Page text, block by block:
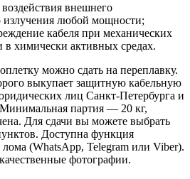
внешнего
излучения любой мощности;
кабеля при механических
в химически активных средах.
можно сдать на переплавку.
выкупает защитную кабельную
лиц Санкт-Петербурга и
партия — 20 кг,
Для сдачи вы можете выбрать
Доступна функция
(WhatsApp, Telegram или Viber).
фотографии.